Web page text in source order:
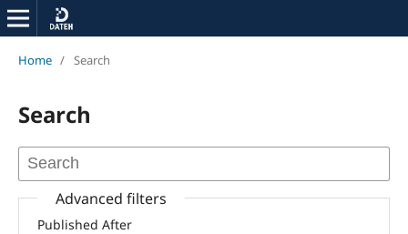
Home / Search
Search
Advanced filters
Published After